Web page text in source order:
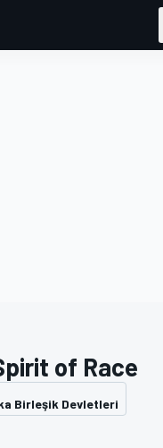
of Race
Birleşik Devletleri